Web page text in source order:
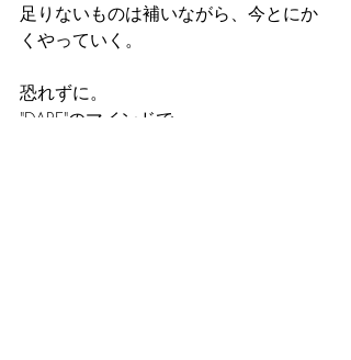
足りないものは補いながら、今とにか
くやっていく。
恐れずに。
"DARE"のマインドで。